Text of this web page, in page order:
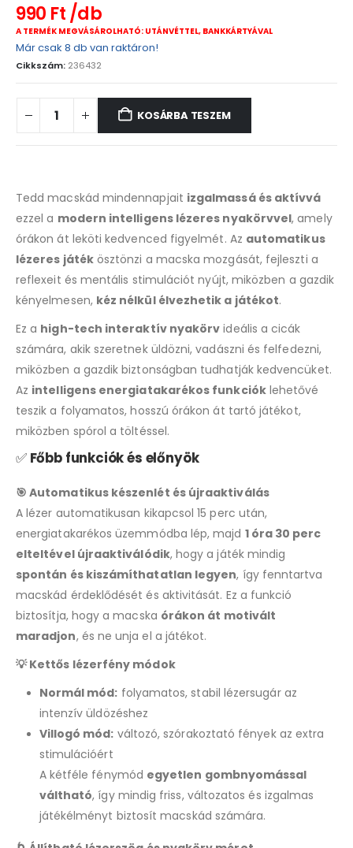
990 Ft
A TERMÉK MEGVÁSÁROLHATÓ: UTÁNVÉTTEL, BANKKÁRTYÁVAL
Már csak 8 db van raktáron!
Cikkszám: 236432
KOSÁRBA TESZEM
Tedd macskád mindennapjait izgalmassá és aktívvá
ezzel a modern intelligens lézeres nyakörvvel, amely
órákon át leköti kedvenced figyelmét. Az automatikus
lézeres játékösztönzi a macska mozgását, fejleszti a
reflexeit és mentális stimulációt nyújt, miközben a gazdik
kényelmesen, kéz nélkül élvezhetik a játékot.
Ez a high-tech interaktív nyakörv ideális a cicák
számára, akik szeretnek üldözni, vadászni és felfedezni,
miközben a gazdik biztonságban tudhatják kedvencüket.
Az intelligens energiatakarékos funkcióklehetővé
teszik a folyamatos, hosszú órákon át tartó játékot,
miközben spórol a töltéssel.
✅ Főbb funkciók és előnyök
🎯 Automatikus készenlét és újraaktiválás
A lézer automatikusan kikapcsol 15 perc után,
energiatakarékos üzemmódba lép, majd 1 óra 30 perc
elteltével újraaktiválódik, hogy a játék mindig
spontán és kiszámíthatatlan legyen, így fenntartva
macskád érdeklődését és aktivitását. Ez a funkció
biztosítja, hogy a macska órákon át motivált
maradjon, és ne unja el a játékot.
💡 Kettős lézerfény módok
Normál mód: folyamatos, stabil lézersugár az
intenzív üldözéshez
Villogó mód: változó, szórakoztató fények az extra
stimulációért
A kétféle fénymód egyetlen gombnyomással
váltható, így mindig friss, változatos és izgalmas
játékélményt biztosít macskád számára.